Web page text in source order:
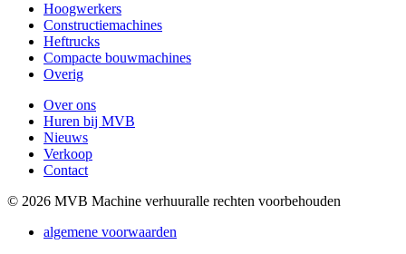
Hoogwerkers
Constructiemachines
Heftrucks
Compacte bouwmachines
Overig
Over ons
Huren bij MVB
Nieuws
Verkoop
Contact
© 2026 MVB Machine verhuuralle rechten voorbehouden
algemene voorwaarden